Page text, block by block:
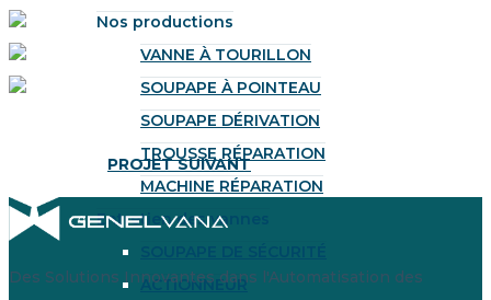
Nos productions
VANNE À TOURILLON
SOUPAPE À POINTEAU
SOUPAPE DÉRIVATION
TROUSSE RÉPARATION
MACHINE RÉPARATION
Entretien des vannes
ACTIONNEUR
PROJET SUIVANT
Des Solutions Innovantes dans l'Automatisation des